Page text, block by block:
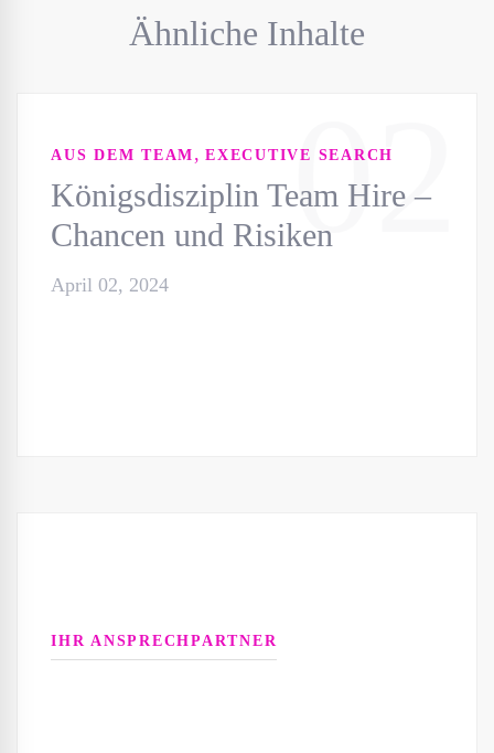
Ähnliche Inhalte
02
AUS DEM TEAM , EXECUTIVE SEARCH
Königsdisziplin Team Hire –
Chancen und Risiken
April 02, 2024
IHR ANSPRECHPARTNER